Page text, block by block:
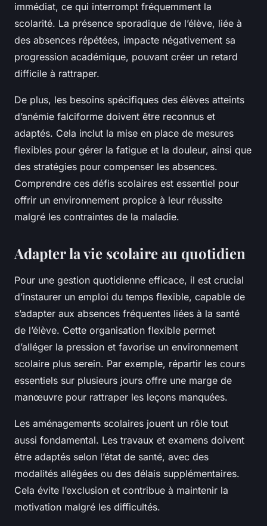
immédiat, ce qui interrompt fréquemment la
scolarité. La présence sporadique de l’élève, liée à
des absences répétées, impacte négativement sa
progression académique, pouvant créer un retard
difficile à rattraper.
De plus, les besoins spécifiques des élèves atteints
d’anémie falciforme doivent être reconnus et
adaptés. Cela inclut la mise en place de mesures
flexibles pour gérer la fatigue et la douleur, ainsi que
des stratégies pour compenser les absences.
Comprendre ces défis scolaires est essentiel pour
offrir un environnement propice à leur réussite
malgré les contraintes de la maladie.
Adapter la vie scolaire au quotidien
Pour une gestion quotidienne efficace, il est crucial
d’instaurer un emploi du temps flexible, capable de
s’adapter aux absences fréquentes liées à la santé
de l’élève. Cette organisation flexible permet
d’alléger la pression et favorise un environnement
scolaire plus serein. Par exemple, répartir les cours
essentiels sur plusieurs jours offre une marge de
manœuvre pour rattraper les leçons manquées.
Les aménagements scolaires jouent un rôle tout
aussi fondamental. Les travaux et examens doivent
être adaptés selon l’état de santé, avec des
modalités allégées ou des délais supplémentaires.
Cela évite l’exclusion et contribue à maintenir la
motivation malgré les difficultés.